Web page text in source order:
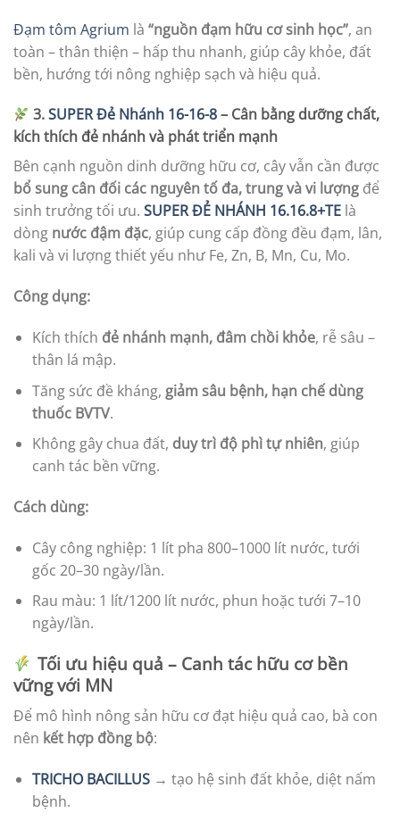
Đạm tôm Agrium là “nguồn đạm hữu cơ sinh học”, an
toàn – thân thiện – hấp thu nhanh, giúp cây khỏe, đất
bền, hướng tới nông nghiệp sạch và hiệu quả.
3.SUPER Đẻ Nhánh 16-16-8– Cân bằng dưỡng chất,
kích thích đẻ nhánh và phát triển mạnh
Bên cạnh nguồn dinh dưỡng hữu cơ, cây vẫn cần được
bổ sung cân đối các nguyên tố đa, trung và vi lượng để
sinh trưởng tối ưu. SUPER ĐẺ NHÁNH 16.16.8+TE là
dòng nước đậm đặc, giúp cung cấp đồng đều đạm, lân,
kali và vi lượng thiết yếu như Fe, Zn, B, Mn, Cu, Mo.
Công dụng:
Kích thích đẻ nhánh mạnh, đâm chồi khỏe, rễ sâu –
thân lá mập.
Tăng sức đề kháng, giảm sâu bệnh, hạn chế dùng
thuốc BVTV.
Không gây chua đất, duy trì độ phì tự nhiên, giúp
canh tác bền vững.
Cách dùng:
Cây công nghiệp: 1 lít pha 800–1000 lít nước, tưới
gốc 20–30 ngày/lần.
Rau màu: 1 lít/1200 lít nước, phun hoặc tưới 7–10
ngày/lần.
Tối ưu hiệu quả – Canh tác hữu cơ bền
vững với MN
Để mô hình nông sản hữu cơ đạt hiệu quả cao, bà con
nên kết hợp đồng bộ:
TRICHO BACILLUS→ tạo hệ sinh đất khỏe, diệt nấm
bệnh.